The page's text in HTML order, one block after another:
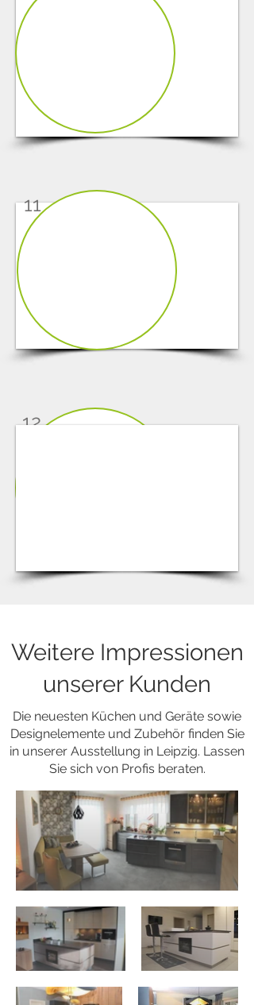
11
12
Weitere Impressionen
unserer Kunden
Die neuesten Küchen und Geräte sowie
Designelemente und Zubehör finden Sie
in unserer Ausstellung in Leipzig. Lassen
Sie sich von Profis beraten.